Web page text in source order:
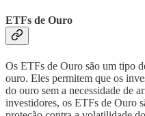
ETFs de Ouro
Os ETFs de Ouro são um tipo
ouro. Eles permitem que os
do ouro sem a necessidade de
investidores, os ETFs de Ouro